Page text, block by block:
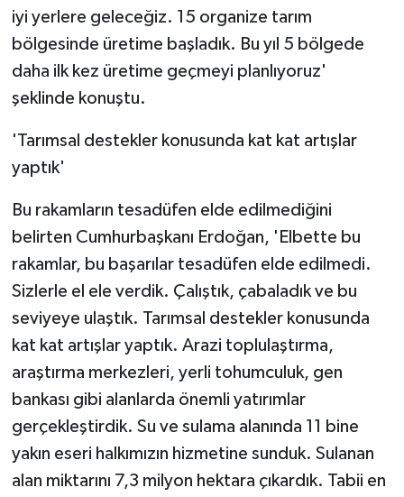
iyi yerlere geleceğiz. 15 organize tarım
bölgesinde üretime başladık. Bu yıl 5 bölgede
daha ilk kez üretime geçmeyi planlıyoruz'
şeklinde konuştu.
'Tarımsal destekler konusunda kat kat artışlar
yaptık'
Bu rakamların tesadüfen elde edilmediğini
belirten Cumhurbaşkanı Erdoğan, 'Elbette bu
rakamlar, bu başarılar tesadüfen elde edilmedi.
Sizlerle el ele verdik. Çalıştık, çabaladık ve bu
seviyeye ulaştık. Tarımsal destekler konusunda
kat kat artışlar yaptık. Arazi toplulaştırma,
araştırma merkezleri, yerli tohumculuk, gen
bankası gibi alanlarda önemli yatırımlar
gerçekleştirdik. Su ve sulama alanında 11 bine
yakın eseri halkımızın hizmetine sunduk. Sulanan
alan miktarını 7,3 milyon hektara çıkardık. Tabii en